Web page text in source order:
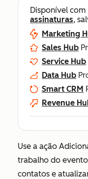
Disponível
assinaturas,
Marketing
Sales Hub
Service Hub
Data Hub
Smart CRM
Revenue
Use a ação
trabalho do
contatos e